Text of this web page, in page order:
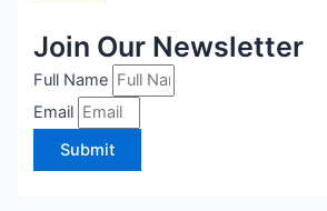
Join Our Newsletter
Full Name
Email
Submit